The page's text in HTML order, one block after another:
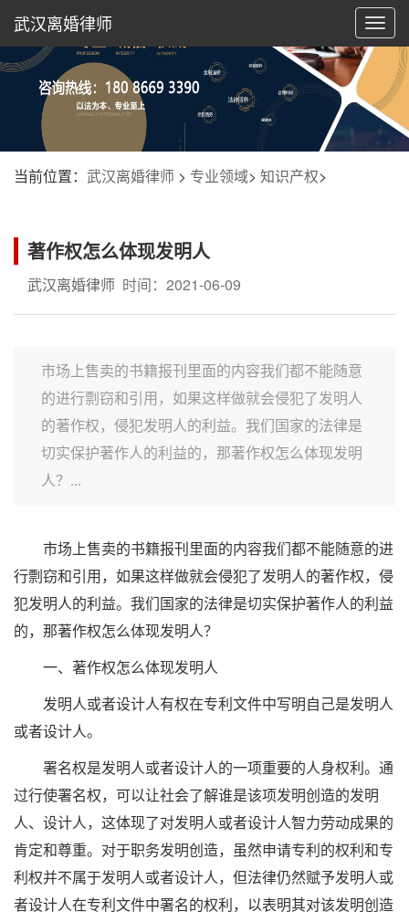
切
换
航
武汉离婚律师
当前位置： 武汉离婚律师 > 专业领域> 知识产权>
著作权怎么体现发明人
武汉离婚律师 时间：2021-06-09
市场上售卖的书籍报刊里面的内容我们都不能随意
的进行剽窃和引用，如果这样做就会侵犯了发明人
的著作权，侵犯发明人的利益。我们国家的法律是
切实保护著作人的利益的，那著作权怎么体现发明
人？...
市场上售卖的书籍报刊里面的内容我们都不能随意的进
行剽窃和引用，如果这样做就会侵犯了发明人的著作权，侵
犯发明人的利益。我们国家的法律是切实保护著作人的利益
的，那著作权怎么体现发明人？
一、著作权怎么体现发明人
发明人或者设计人有权在专利文件中写明自己是发明人
或者设计人。
署名权是发明人或者设计人的一项重要的人身权利。通
过行使署名权，可以让社会了解谁是该项发明创造的发明
人、设计人，这体现了对发明人或者设计人智力劳动成果的
肯定和尊重。对于职务发明创造，虽然申请专利的权利和专
利权并不属于发明人或者设计人，但法律仍然赋予发明人或
者设计人在专利文件中署名的权利，以表明其对该发明创造